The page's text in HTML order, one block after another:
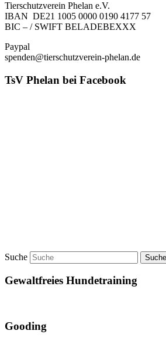
Tierschutzverein Phelan e.V.
IBAN DE21 1005 0000 0190 4177 57
BIC – / SWIFT BELADEBEXXX
Paypal
spenden@tierschutzverein-phelan.de
TsV Phelan bei Facebook
Suche
Gewaltfreies Hundetraining
Gooding